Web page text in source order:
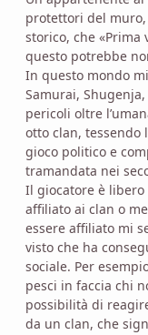
protettori del
storico, che
questo potrebbe
In questo mondo
Samurai,
pericoli oltre
otto clan, tessendo
gioco politico e
tramandata nei
Il giocatore è
affiliato ai clan o
essere affiliato mi
visto che ha
sociale. Per
pesci in faccia chi
possibilità di
da un clan, che